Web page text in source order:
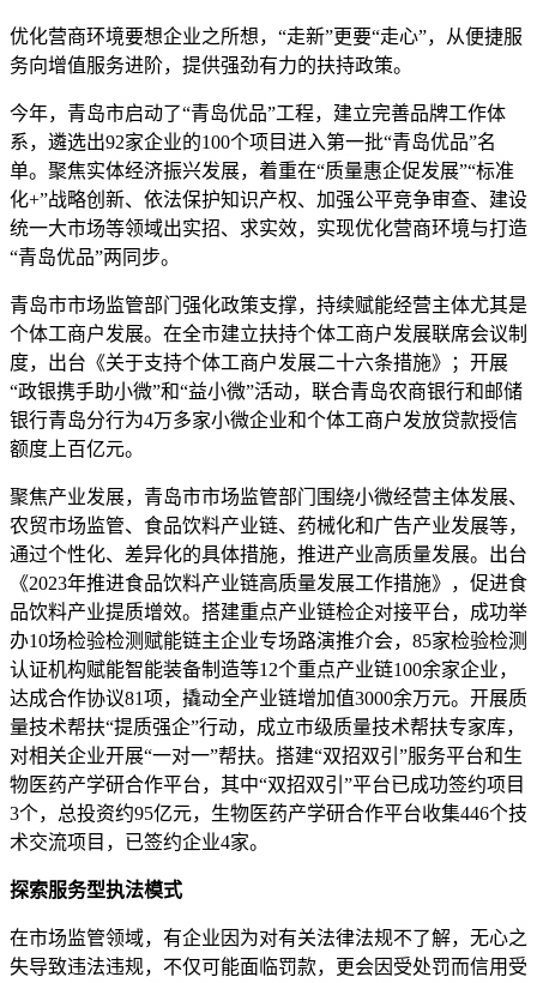
优化营商环境要想企业之所想，“走新”更要“走心”，从便捷服
务向增值服务进阶，提供强劲有力的扶持政策。
今年，青岛市启动了“青岛优品”工程，建立完善品牌工作体
系，遴选出92家企业的100个项目进入第一批“青岛优品”名
单。聚焦实体经济振兴发展，着重在“质量惠企促发展”“标准
化+”战略创新、依法保护知识产权、加强公平竞争审查、建设
统一大市场等领域出实招、求实效，实现优化营商环境与打造
“青岛优品”两同步。
青岛市市场监管部门强化政策支撑，持续赋能经营主体尤其是
个体工商户发展。在全市建立扶持个体工商户发展联席会议制
度，出台《关于支持个体工商户发展二十六条措施》；开展
“政银携手助小微”和“益小微”活动，联合青岛农商银行和邮储
银行青岛分行为4万多家小微企业和个体工商户发放贷款授信
额度上百亿元。
聚焦产业发展，青岛市市场监管部门围绕小微经营主体发展、
农贸市场监管、食品饮料产业链、药械化和广告产业发展等，
通过个性化、差异化的具体措施，推进产业高质量发展。出台
《2023年推进食品饮料产业链高质量发展工作措施》，促进食
品饮料产业提质增效。搭建重点产业链检企对接平台，成功举
办10场检验检测赋能链主企业专场路演推介会，85家检验检测
认证机构赋能智能装备制造等12个重点产业链100余家企业，
达成合作协议81项，撬动全产业链增加值3000余万元。开展质
量技术帮扶“提质强企”行动，成立市级质量技术帮扶专家库，
对相关企业开展“一对一”帮扶。搭建“双招双引”服务平台和生
物医药产学研合作平台，其中“双招双引”平台已成功签约项目
3个，总投资约95亿元，生物医药产学研合作平台收集446个技
术交流项目，已签约企业4家。
探索服务型执法模式
在市场监管领域，有企业因为对有关法律法规不了解，无心之
失导致违法违规，不仅可能面临罚款，更会因受处罚而信用受